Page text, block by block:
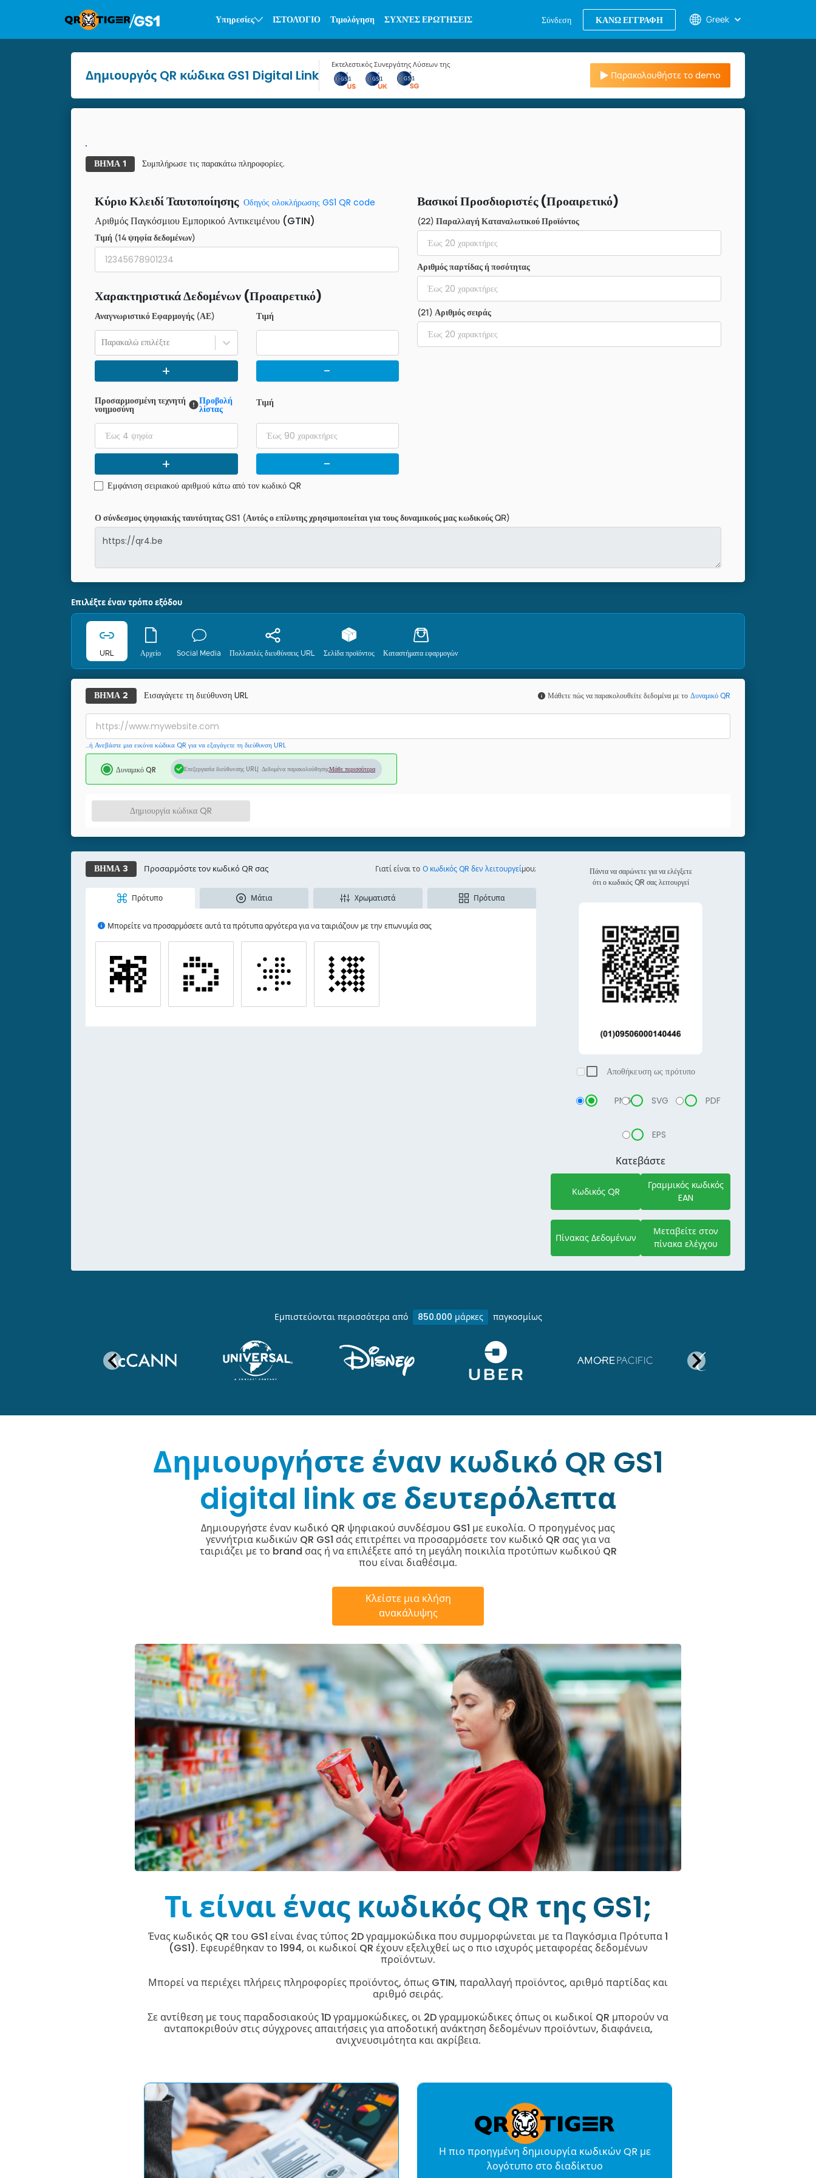
Υπηρεσίες ΙΣΤΟΛΌΓΙΟ Τιμολόγηση ΣΥΧΝΈΣ ΕΡΩΤΉΣΕΙΣ Σύνδεση ΚΑΝΩ ΕΓΓΡΑΦΗ Greek
Δημιουργός QR κώδικα GS1 Digital Link
Εκτελεστικός Συνεργάτης Λύσεων της
Παρακολουθήστε το demo
ΒΉΜΑ 1 Συμπλήρωσε τις παρακάτω πληροφορίες.
Κύριο Κλειδί Ταυτοποίησης Οδηγός ολοκλήρωσης GS1 QR code
Αριθμός Παγκόσμιου Εμπορικοό Αντικειμένου (GTIN)
Τιμή (14 ψηφία δεδομένων)
Χαρακτηριστικά Δεδομένων (Προαιρετικό)
Αναγνωριστικό Εφαρμογής (ΑΕ) Τιμή
Παρακαλώ επιλέξτε
+ -
Προσαρμοσμένη τεχνητή
νοημοσύνη
Προβολή
λίστας
Τιμή
+ -
Εμφάνιση σειριακού αριθμού κάτω από τον κωδικό QR
Βασικοί Προσδιοριστές (Προαιρετικό)
(22) Παραλλαγή Καταναλωτικού Προϊόντος
Αριθμός παρτίδας ή ποσότητας
(21) Αριθμός σειράς
Ο σύνδεσμος ψηφιακής ταυτότητας GS1 (Αυτός ο επίλυτης χρησιμοποιείται για τους δυναμικούς μας κωδικούς QR)
Επιλέξτε έναν τρόπο εξόδου
URL Αρχείο Social Media Πολλαπλές διευθύνσεις URL Σελίδα προϊόντος Καταστήματα εφαρμογών
ΒΉΜΑ 2 Εισαγάγετε τη διεύθυνση URL Μάθετε πώς να παρακολουθείτε δεδομένα με το Δυναμικό QR
...ή Ανεβάστε μια εικόνα κώδικα QR για να εξαγάγετε τη διεύθυνση URL
Δυναμικό QR Επεξεργασία διεύθυνσης URL Δεδομένα παρακολούθησηςΜάθε περισσότερα
Δημιουργία κώδικα QR
ΒΉΜΑ 3 Προσαρμόστε τον κωδικό QR σας Γιατί είναι το Ο κωδικός QR δεν λειτουργείμου;
Πρότυπο Μάτια Χρωματιστά Πρότυπα
Μπορείτε να προσαρμόσετε αυτά τα πρότυπα αργότερα για να ταιριάζουν με την επωνυμία σας
Πάντα να σαρώνετε για να ελέγξετε
ότι ο κωδικός QR σας λειτουργεί
Αποθήκευση ως πρότυπο
PNG SVG PDF
EPS
Κατεβάστε
Κωδικός QR
Γραμμικός κωδικός
EAN
Πίνακας Δεδομένων
Μεταβείτε στον
πίνακα ελέγχου
Εμπιστεύονται περισσότερα από 850.000 μάρκες παγκοσμίως
Δημιουργήστε έναν κωδικό QR GS1
digital link σε δευτερόλεπτα
Δημιουργήστε έναν κωδικό QR ψηφιακού συνδέσμου GS1 με ευκολία. Ο προηγμένος μας
γεννήτρια κωδικών QR GS1 σάς επιτρέπει να προσαρμόσετε τον κωδικό QR σας για να
ταιριάζει με το brand σας ή να επιλέξετε από τη μεγάλη ποικιλία προτύπων κωδικού QR
που είναι διαθέσιμα.
Κλείστε μια κλήση
ανακάλυψης
Τι είναι ένας κωδικός QR της GS1;
Ένας κωδικός QR του GS1 είναι ένας τύπος 2D γραμμοκώδικα που συμμορφώνεται με τα Παγκόσμια Πρότυπα 1
(GS1). Εφευρέθηκαν το 1994, οι κωδικοί QR έχουν εξελιχθεί ως ο πιο ισχυρός μεταφορέας δεδομένων
προϊόντων.
Μπορεί να περιέχει πλήρεις πληροφορίες προϊόντος, όπως GTIN, παραλλαγή προϊόντος, αριθμό παρτίδας και
αριθμό σειράς.
Σε αντίθεση με τους παραδοσιακούς 1D γραμμοκώδικες, οι 2D γραμμοκώδικες όπως οι κωδικοί QR μπορούν να
ανταποκριθούν στις σύγχρονες απαιτήσεις για αποδοτική ανάκτηση δεδομένων προϊόντων, διαφάνεια,
ανιχνευσιμότητα και ακρίβεια.
Η πιο προηγμένη δημιουργία κωδικών QR με
λογότυπο στο διαδίκτυο